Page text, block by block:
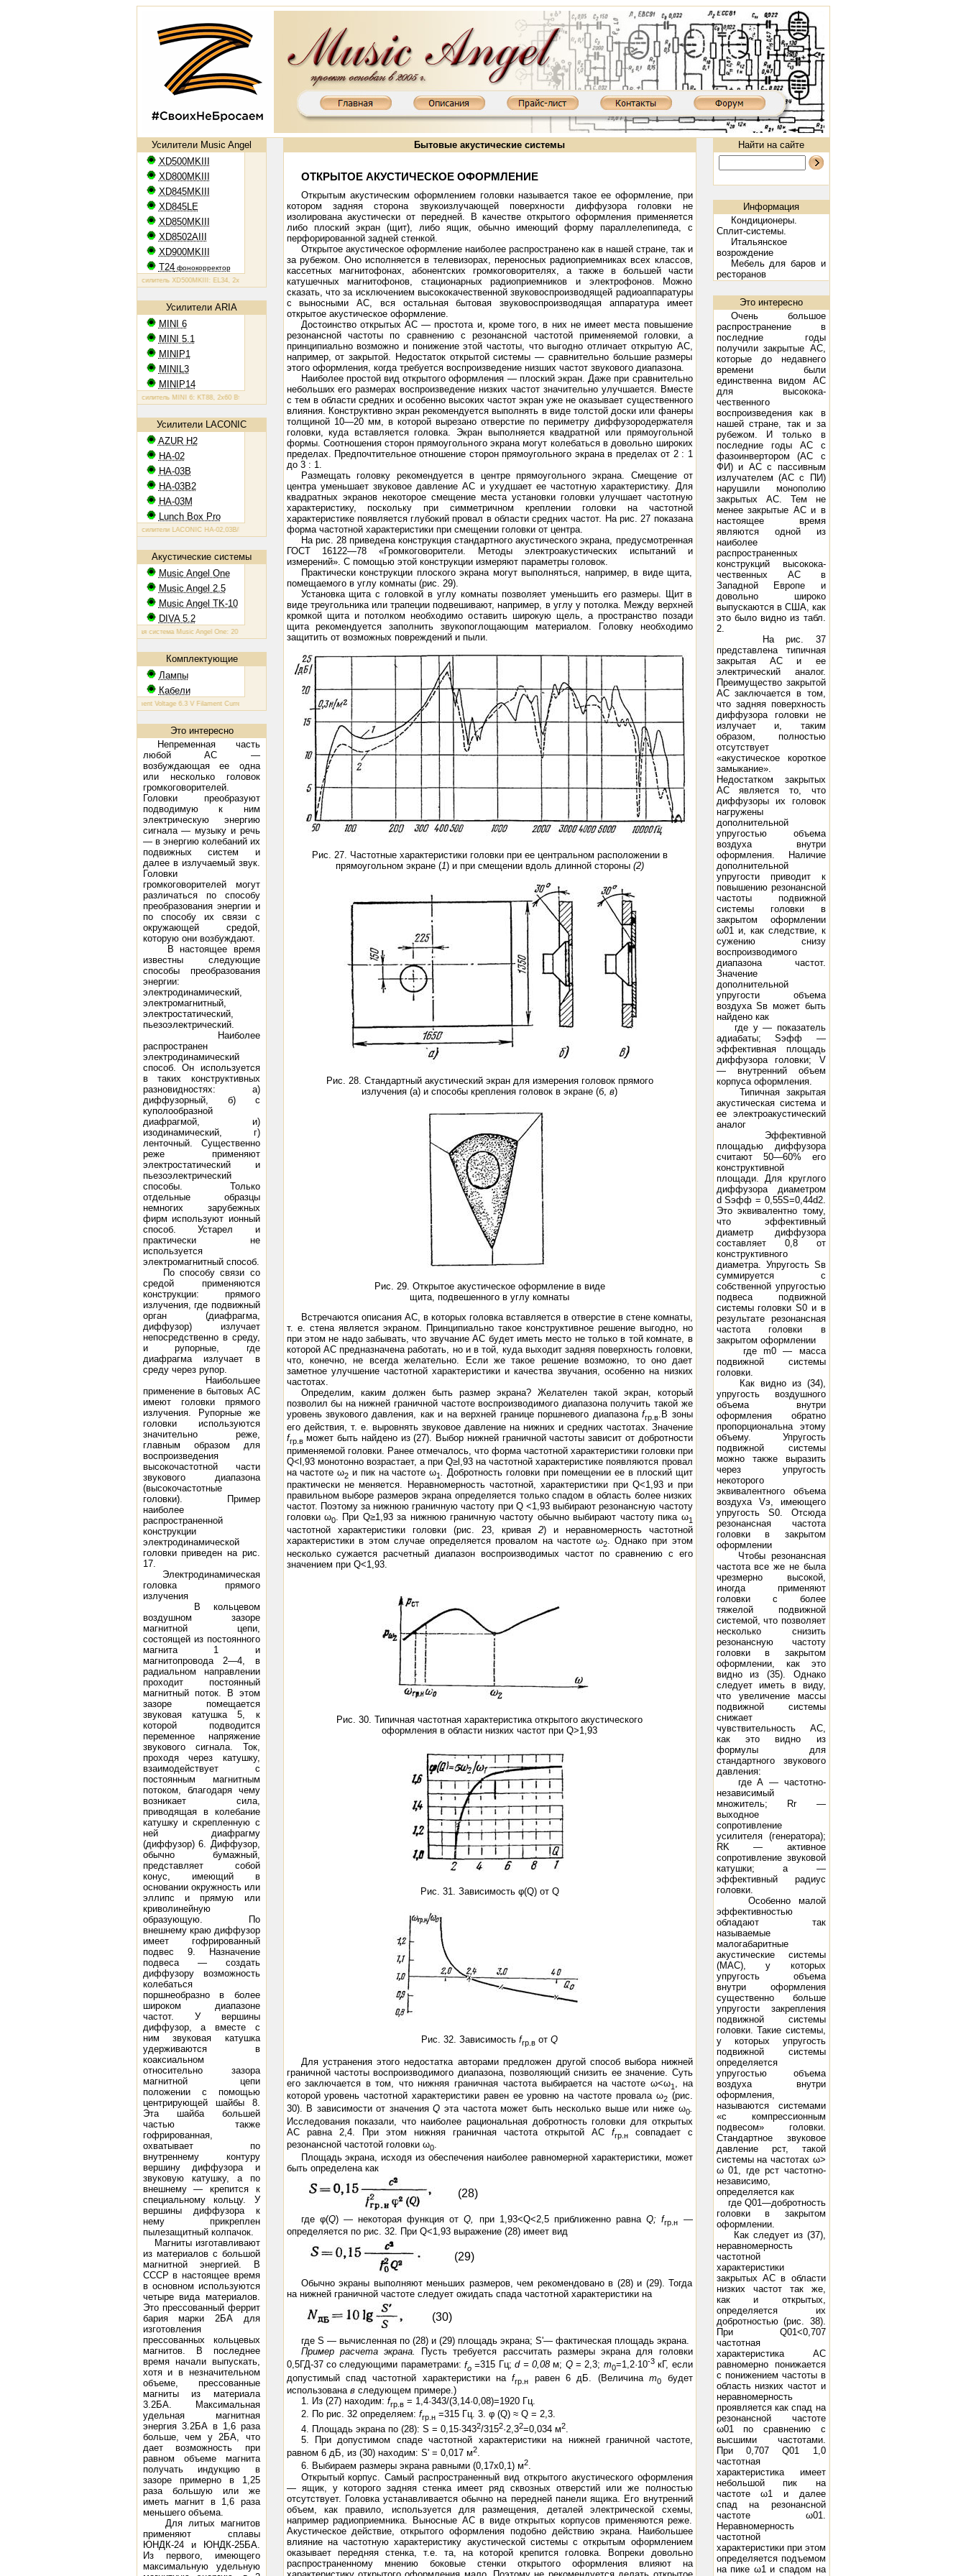
Усилители Music Angel
XD500MKIII
XD800MKIII
XD845MKIII
XD845LE
XD850MKIII
XD8502AIII
XD900MKIII
T24фонокорректор
Ламповый усилитель XD500MKIII: EL34, 2х50 ВтЛамповый усилитель XD800MKIII: KT88, 2х65 ВтЛамповый усилитель XD845MKIII: 845, 2х20 ВтЛамповый усилитель XD850MKIII: 300B, 2х9 ВтЛамповый усилитель XD8502AIII: 300B, 2х9 Вт
Усилители ARIA
MINI 6
MINI 5.1
MINIP1
MINIL3
MINIP14
Ламповый усилитель MINI 6: KT88, 2х60 ВтЛамповый усилитель MINIP1: 6AQ5, 2х10 ВтЛамповый усилитель MINIL3: EL34, 2х35 ВтЛамповый усилитель MINIP14: 6P14, 2х10 Вт
Усилители LACONIC
AZUR H2
HA-02
HA-03B
HA-03B2
HA-03M
Lunch Box Pro
Ламповые усилители LACONIC HA-02,03B/B2/M: 6N6P, 2х1,2 Вт на 300 Ом
Акустические системы
Music Angel One
Music Angel 2.5
Music Angel TK-10
DIVA 5.2
Акустическая система Music Angel One: 20 - 100 Вт, 38 Гц - 30 кГц, 86 Дб/Вт/мАкустическая система Music Angel 2.5: 20 - 200 Вт, 20 Гц - 30 кГц, 86 Дб/Вт/м Акустическая система Music Angel TK-10: 10 - 250 Вт, 45 Гц - 22 кГц, 8 Ом, 97 дБ/Вт/м
Комплектующие
Лампы
Кабели
КТ 88: Filament Voltage 6.3 V Filament Current 1.6 A Plate Voltage (max) 800 V Plate Current (max) 230 mA Plate Dissipation (max) 40 W845: D.C. Plate Voltage 1250 D.C. Grid Voltage -98 Peak A.F. Grid Voltage 93 D.C. Plate Current (ma.) 95 Power Output (watts) 15 21
Это интересно
Непременная часть
любой АС —
возбуждающая ее одна
или несколько головок
громкоговорителей.
Головки преобразуют
подводимую к ним
электрическую энергию
сигнала — музыку и речь
— в энергию колебаний их
подвижных систем и
далее в излучаемый звук.
Головки
громкоговорителей могут
различаться по способу
преобразования энергии и
по способу их связи с
окружающей средой,
которую они возбуждают.
В настоящее время
известны следующие
способы преобразования
энергии:
электродинамический,
электромагнитный,
электростатический,
пьезоэлектрический.
Наиболее
распространен
электродинамический
способ. Он используется
в таких конструктивных
разновидностях: а)
диффузорный, б) с
куполообразной
диафрагмой, и)
изодинамический, г)
ленточный. Существенно
реже применяют
электростатический и
пьезоэлектрический
способы. Только
отдельные образцы
немногих зарубежных
фирм используют ионный
способ. Устарел и
практически не
используется
электромагнитный способ.
По способу связи со
средой применяются
конструкции: прямого
излучения, где подвижный
орган (диафрагма,
диффузор) излучает
непосредственно в среду,
и рупорные, где
диафрагма излучает в
среду через рупор.
Наибольшее
применение в бытовых АС
имеют головки прямого
излучения. Рупорные же
головки используются
значительно реже,
главным образом для
воспроизведения
высокочастотной части
звукового диапазона
(высокочастотные
головки). Пример
наиболее
распространенной
конструкции
электродинамической
головки приведен на рис.
17.
Электродинамическая
головка прямого
излучения
В кольцевом
воздушном зазоре
магнитной цепи,
состоящей из постоянного
магнита 1 и
магнитопровода 2—4, в
радиальном направлении
проходит постоянный
магнитный поток. В этом
зазоре помещается
звуковая катушка 5, к
которой подводится
переменное напряжение
звукового сигнала. Ток,
проходя через катушку,
взаимодействует с
постоянным магнитным
потоком, благодаря чему
возникает сила,
приводящая в колебание
катушку и скрепленную с
ней диафрагму
(диффузор) 6. Диффузор,
обычно бумажный,
представляет собой
конус, имеющий в
основании окружность или
эллипс и прямую или
криволинейную
образующую. По
внешнему краю диффузор
имеет гофрированный
подвес 9. Назначение
подвеса — создать
диффузору возможность
колебаться
поршнеобразно в более
широком диапазоне
частот. У вершины
диффузор, а вместе с
ним звуковая катушка
удерживаются в
коаксиальном
относительно зазора
магнитной цепи
положении с помощью
центрирующей шайбы 8.
Эта шайба большей
частью также
гофрированная,
охватывает по
внутреннему контуру
вершину диффузора и
звуковую катушку, а по
внешнему — крепится к
специальному кольцу. У
вершины диффузора к
нему прикреплен
пылезащитный колпачок.
Магниты изготавливают
из материалов с большой
магнитной энергией. В
СССР в настоящее время
в основном используются
четыре вида материалов.
Это прессованный феррит
бария марки 2БА для
изготовления
прессованных кольцевых
магнитов. В последнее
время начали выпускать,
хотя и в незначительном
объеме, прессованные
магниты из материала
3.2БА. Максимальная
удельная магнитная
энергия 3.2БА в 1,6 раза
больше, чем у 2БА, что
дает возможность при
равном объеме магнита
получать индукцию в
зазоре примерно в 1,25
раза большую или же
иметь магнит в 1,6 раза
меньшего объема.
Для литых магнитов
применяют сплавы
ЮНДК-24 и ЮНДК-25БА.
Из первого, имеющего
максимальную удельную
Бытовые акустические системы
ОТКРЫТОЕ АКУСТИЧЕСКОЕ ОФОРМЛЕНИЕ
Открытым акустическим оформлением головки называется такое ее оформление, при
котором задняя сторона звукоизлучающей поверхности диффузора головки не
изолирована акустически от передней. В качестве открытого оформления применяется
либо плоский экран (щит), либо ящик, обычно имеющий форму параллелепипеда, с
перфорированной задней стенкой.
Открытое акустическое оформление наиболее распространено как в нашей стране, так и
за рубежом. Оно исполняется в телевизорах, переносных радиоприемниках всех классов,
кассетных магнитофонах, абонентских громкоговорителях, а также в большей части
катушечных магнитофонов, стационарных радиоприемников и электрофонов. Можно
сказать, что за исключением высококачественной звуковоспроизводящей радиоаппаратуры
с выносными АС, вся остальная бытовая звуковоспроизводящая аппаратура имеет
открытое акустическое оформление.
Достоинство открытых АС — простота и, кроме того, в них не имеет места повышение
резонансной частоты по сравнению с резонансной частотой применяемой головки, а
принципиально возможно и понижение этой частоты, что выгодно отличает открытую АС,
например, от закрытой. Недостаток открытой системы — сравнительно большие размеры
этого оформления, когда требуется воспроизведение низших частот звукового диапазона.
Наиболее простой вид открытого оформления — плоский экран. Даже при сравнительно
небольших его размерах воспроизведение низких частот значительно улучшается. Вместе
с тем в области средних и особенно высоких частот экран уже не оказывает существенного
влияния. Конструктивно экран рекомендуется выполнять в виде толстой доски или фанеры
толщиной 10—20 мм, в которой вырезано отверстие по периметру диффузородержателя
головки, куда вставляется головка. Экран выполняется квадратной или прямоугольной
формы. Соотношения сторон прямоугольного экрана могут колебаться в довольно широких
пределах. Предпочтительное отношение сторон прямоугольного экрана в пределах от 2 : 1
до 3 : 1.
Размещать головку рекомендуется в центре прямоугольного экрана. Смещение от
центра уменьшает звуковое давление АС и ухудшает ее частотную характеристику. Для
квадратных экранов некоторое смещение места установки головки улучшает частотную
характеристику, поскольку при симметричном креплении головки на частотной
характеристике появляется глубокий провал в области средних частот. На рис. 27 показана
форма частотной характеристики при смещении головки от центра.
На рис. 28 приведена конструкция стандартного акустического экрана, предусмотренная
ГОСТ 16122—78 «Громкоговорители. Методы электроакустических испытаний и
измерений». С помощью этой конструкции измеряют параметры головок.
Практически конструкции плоского экрана могут выполняться, например, в виде щита,
помещаемого в углу комнаты (рис. 29).
Установка щита с головкой в углу комнаты позволяет уменьшить его размеры. Щит в
виде треугольника или трапеции подвешивают, например, в углу у потолка. Между верхней
кромкой щита и потолком необходимо оставить широкую щель, а пространство позади
щита рекомендуется заполнить звукопоглощающим материалом. Головку необходимо
защитить от возможных повреждений и пыли.
Рис. 27. Частотные характеристики головки при ее центральном расположении в
прямоугольном экране (1) и при смещении вдоль длинной стороны (2)
Рис. 28. Стандартный акустический экран для измерения головок прямого
излучения (а) и способы крепления головок в экране (б, в)
Рис. 29. Открытое акустическое оформление в виде
щита, подвешенного в углу комнаты
Встречаются описания АС, в которых головка вставляется в отверстие в стене комнаты,
т. е. стена является экраном. Принципиально такое конструктивное решение выгодно, но
при этом не надо забывать, что звучание АС будет иметь место не только в той комнате, в
которой АС предназначена работать, но и в той, куда выходит задняя поверхность головки,
что, конечно, не всегда желательно. Если же такое решение возможно, то оно дает
заметное улучшение частотной характеристики и качества звучания, особенно на низких
частотах.
Определим, каким должен быть размер экрана? Желателен такой экран, который
позволил бы на нижней граничной частоте воспроизводимого диапазона получить такой же
уровень звукового давления, как и на верхней границе поршневого диапазонаfгр.в.B зоны
его действия, т. е. выровнять звуковое давление на нижних и средних частотах. Значение
fгр.в может быть найдено из (27). Выбор нижней граничной частоты зависит от добротности
применяемой головки. Ранее отмечалось, что форма частотной характеристики головки при
Q<l,93 монотонно возрастает, а при Q≥l,93 на частотной характеристике появляются провал
на частоте ω2 и пик на частоте ω1
Добротность головки при помещении ее в плоский щит
практически не меняется. Неравномерность частотной, характеристики при Q<1,93 и при
правильном выборе размеров экрана определяется только спадом в область более низких
частот. Поэтому за нижнюю граничную частоту при Q <1,93 выбирают резонансную частоту
головки ω0. При Q≥1,93 за нижнюю граничную частоту обычно выбирают частоту пика ω1
частотной характеристики головки (рис. 23, кривая 2)
и неравномерность частотной
характеристики в этом случае определяется провалом на частоте ω2. Однако при этом
несколько сужается расчетный диапазон воспроизводимых частот по сравнению с его
значением при Q<1,93.
Рис. 30. Типичная частотная характеристика открытого акустического
оформления в области низких частот при Q>1,93
Рис. 31. Зависимость φ(Q) от Q
Рис. 32. Зависимость frp в от Q
Для устранения этого недостатка авторами предложен другой способ выбора нижней
граничной частоты воспроизводимого диапазона, позволяющий снизить ее значение. Суть
его заключается в том, что нижняя граничная частота выбирается на частоте ω<ω1
, на
которой уровень частотной характеристики равен ее уровню на частоте провала ω2(рис.
30). В зависимости от значенияQ эта частота может быть несколько выше или ниже ω0.
Исследования показали , что наиболее рациональная добротность головки для открытых
АС равна 2,4. При этом нижняя граничная частота открытой АС frp. нсовпадает с
резонансной частотой головки ω0.
Площадь экрана, исходя из обеспечения наиболее равномерной характеристики, может
быть определена как
(28)
где φ(Q) — некоторая функция отQ, при 1,93<Q<2,5 приближенно равнаQ; frp .н
—
определяется по рис. 32. При Q<1,93 выражение (28) имеет вид
(29)
Обычно экраны выполняют меньших размеров, чем рекомендовано в (28) и (29). Тогда
на нижней граничной частоте следует ожидать спада частотной характеристики на
(30)
где S — вычисленная по (28) и (29) площадь экрана; S'— фактическая площадь экрана.
Пример расчета экрана.
Пусть требуется рассчитать размеры экрана для головки
0,5ГД-37 со следующими параметрами: fo =315 Гц;d = 0,08м; Q= 2,3; m0=1,2·10-3кГ, если
допустимый спад частотной характеристики наfrp .н равен 6 дБ. (Величинаm0
будет
использована в следующем примере.)
1. Из (27) находим: frp. в = 1,4·343/(3,14·0,08)=1920 Гц.
2. По рис. 32 определяем: frp. н=315 Гц. 3. φ (Q) ≈ Q = 2,3.
4. Площадь экрана по (28): S = 0,15·3432/3152·2,32=0,034 м2.
5. При допустимом спаде частотной характеристики на нижней граничной частоте,
равном 6 дБ, из (30) находим: S' = 0,017 м2.
6. Выбираем размеры экрана равными (0,17x0,1) м2.
Открытый корпус. Самый распространенный вид открытого акустического оформления
— ящик, у которого задняя стенка имеет ряд сквозных отверстий или же полностью
отсутствует. Головка устанавливается обычно на передней панели ящика. Его внутренний
объем, как правило, используется для размещения, деталей электрической схемы,
например радиоприемника. Выносные АС в виде открытых корпусов применяются реже.
Акустическое действие, открытого оформления подобно действию экрана. Наибольшее
влияние на частотную характеристику акустической системы с открытым оформлением
оказывает передняя стенка, т.е. та, на которой крепится головка. Вопреки довольно
распространенному мнению боковые стенки открытого оформления влияют на
Найти на сайте
Информация
Кондиционеры.
Сплит-системы.
Итальянское
возрождение
Мебель для баров и
ресторанов
Это интересно
Очень большое
распространение в
последние годы
получили закрытые АС,
которые до недавнего
времени были
единственна видом АС
для высокока-
чественного
воспроизведения как в
нашей стране, так и за
рубежом. И только в
последние годы АС с
фазоинвертором (АС с
ФИ) и АС с пассивным
излучателем (АС с ПИ)
нарушили монополию
закрытых АС. Тем не
менее закрытые АС и в
настоящее время
являются одной из
наиболее
распространенных
конструкций высокока-
чественных АС в
Западной Европе и
довольно широко
выпускаются в США, как
это было видно из табл.
2.
На рис. 37
представлена типичная
закрытая АС и ее
электрический аналог.
Преимущество закрытой
АС заключается в том,
что задняя поверхность
диффузора головки не
излучает и, таким
образом, полностью
отсутствует
«акустическое короткое
замыкание».
Недостатком закрытых
АС является то, что
диффузоры их головок
нагружены
дополнительной
упругостью объема
воздуха внутри
оформления. Наличие
дополнительной
упругости приводит к
повышению резонансной
частоты подвижной
системы головки в
закрытом оформлении
ω01 и, как следствие, к
сужению снизу
воспроизводимого
диапазона частот.
Значение
дополнительной
упругости объема
воздуха Sв может быть
найдено как
где y — показатель
адиабаты; Sэфф —
эффективная площадь
диффузора головки; V
— внутренний объем
корпуса оформления.
Типичная закрытая
акустическая система и
ее электроакустический
аналог
Эффективной
площадью диффузора
считают 50—60% его
конструктивной
площади. Для круглого
диффузора диаметром
d Sэфф = 0,55S=0,44d2.
Это эквивалентно тому,
что эффективный
диаметр диффузора
составляет 0,8 от
конструктивного
диаметра. Упругость Sв
суммируется с
собственной упругостью
подвеса подвижной
системы головки S0 и в
результате резонансная
частота головки в
закрытом оформлении
где m0 — масса
подвижной системы
головки.
Как видно из (34),
упругость воздушного
объема внутри
оформления обратно
пропорциональна этому
объему. Упругость
подвижной системы
можно также выразить
через упругость
некоторого
эквивалентного объема
воздуха Vэ, имеющего
упругость S0. Отсюда
резонансная частота
головки в закрытом
оформлении
Чтобы резонансная
частота все же не была
чрезмерно высокой,
иногда применяют
головки с более
тяжелой подвижной
системой, что позволяет
несколько снизить
резонансную частоту
головки в закрытом
оформлении, как это
видно из (35). Однако
следует иметь в виду,
что увеличение массы
подвижной системы
снижает
чувствительность АС,
как это видно из
формулы для
стандартного звукового
давления:
где А — частотно-
независимый
множитель; Rr —
выходное
сопротивление
усилителя (генератора);
RK — активное
сопротивление звуковой
катушки; а —
эффективный радиус
головки.
Особенно малой
эффективностью
обладают так
называемые
малогабаритные
акустические системы
(MAC), у которых
упругость объема
внутри оформления
существенно больше
упругости закрепления
подвижной системы
головки. Такие системы,
у которых упругость
подвижной системы
определяется
упругостью объема
воздуха внутри
оформления,
называются системами
«с компрессионным
подвесом» головки.
Стандартное звуковое
давление рст, такой
системы на частотах ω>
ω 01, где рст частотно-
независимо,
определяется как
где Q01—добротность
головки в закрытом
оформлении.
Как следует из (37),
неравномерность
частотной
характеристики
закрытых АС в области
низких частот так же,
как и открытых,
определяется их
добротностью (рис. 38).
При Q01<0,707
частотная
характеристика АС
равномерно понижается
с понижением частоты в
область низких частот и
неравномерность
проявляется как спад на
резонансной частоте
ω01 по сравнению с
высшими частотами.
При 0,707 Q01 1,0
частотная
характеристика имеет
небольшой пик на
частоте ω1 и далее
спад на резонансной
частоте ω01.
Неравномерность
частотной
характеристики при этом
определяется подъемом
на пике ω1 и спадом на